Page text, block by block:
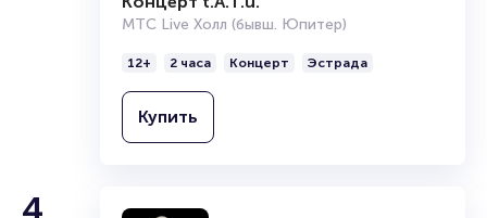
Организаторам
МТС Live Холл (бывш. Юпитер)
12+ 2 часа Концерт Эстрада
Купить